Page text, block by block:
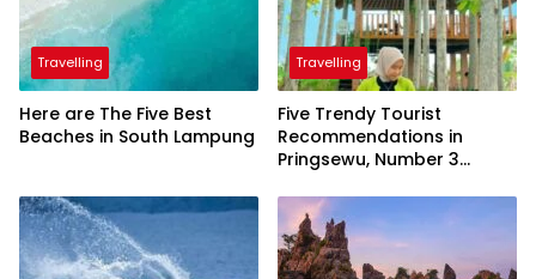
Travelling
Here are The Five Best
Beaches in South Lampung
Travelling
Five Trendy Tourist
Recommendations in
Pringsewu, Number 3
President